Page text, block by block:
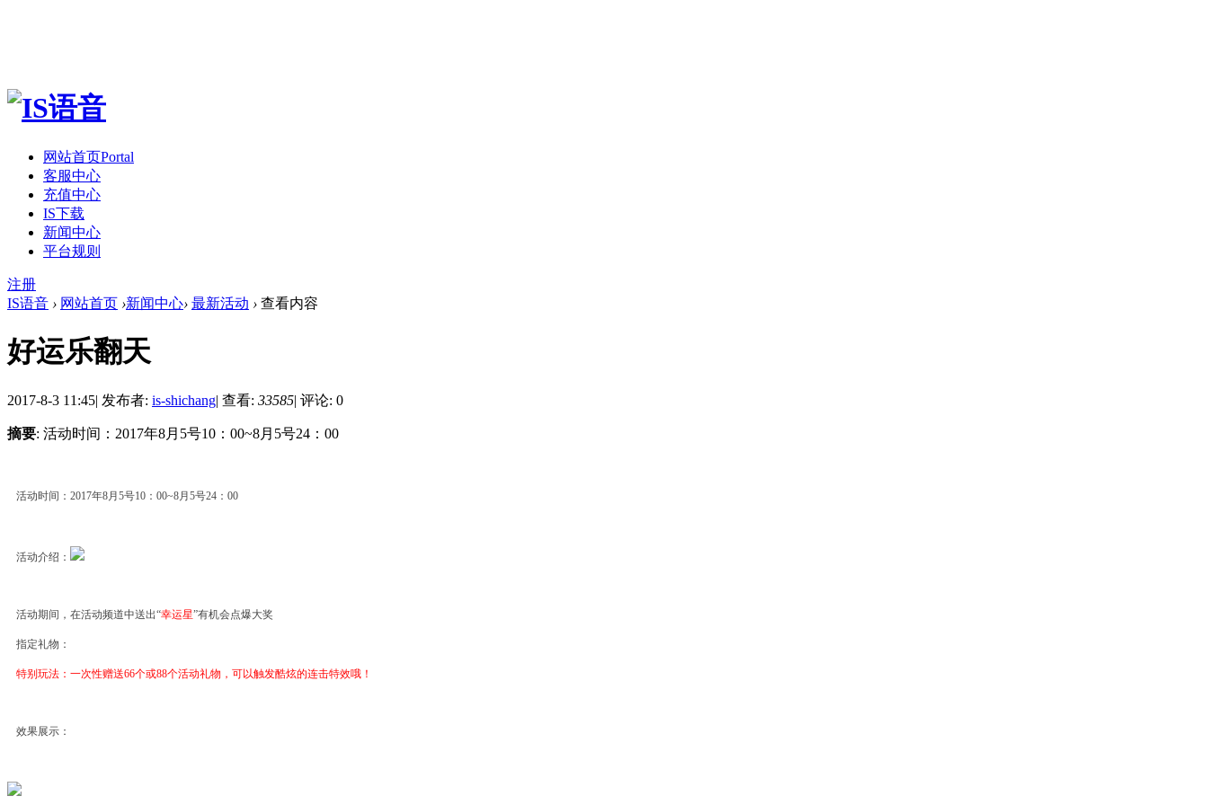
网站首页Portal
客服中心
充值中心
IS下载
新闻中心
平台规则
注册
IS语音 › 网站首页 ›新闻中心› 最新活动 › 查看内容
好运乐翻天
2017-8-3 11:45| 发布者: is-shichang| 查看: 33585| 评论: 0
摘要: 活动时间：2017年8月5号10：00~8月5号24：00
活动时间： 2017年8月5号10：00~8月5号24：00
活动介绍：
活动期间，在活动频道中送出“幸运星”有机会点爆大奖
指定礼物：
特别玩法：一次性赠送66个或88个活动礼物，可以触发酷炫的连击特效哦！
效果展示：